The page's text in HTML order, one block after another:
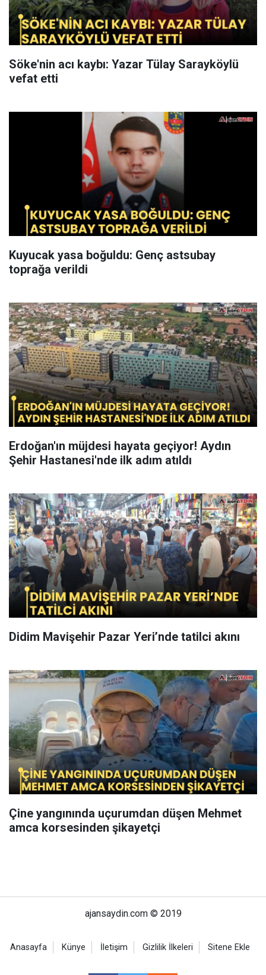
Söke'nin acı kaybı: Yazar Tülay Sarayköylü
vefat etti
Kuyucak yasa boğuldu: Genç astsubay
toprağa verildi
Erdoğan'ın müjdesi hayata geçiyor! Aydın
Şehir Hastanesi'nde ilk adım atıldı
Didim Mavişehir Pazar Yeri’nde tatilci akını
Çine yangınında uçurumdan düşen Mehmet
amca korsesinden şikayetçi
ajansaydin.com © 2019
Anasayfa Künye İletişim Gizlilik İlkeleri Sitene Ekle